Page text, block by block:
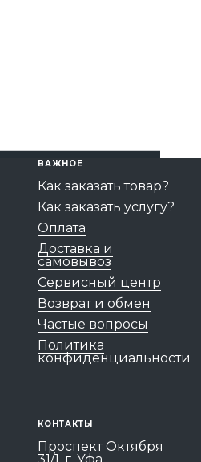
ВАЖНОЕ
Как заказать товар?
Как заказать услугу?
Оплата
Доставка и
самовывоз
Сервисный центр
Возврат и обмен
Частые вопросы
Политика
конфиденциальности
КОНТАКТЫ
Проспект Октября